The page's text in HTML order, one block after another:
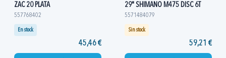
ZAC 20 PLATA
557768402
En stock
45,46 €
29" SHIMANO M475 DISC 6T
5571484079
Sin stock
59,21 €